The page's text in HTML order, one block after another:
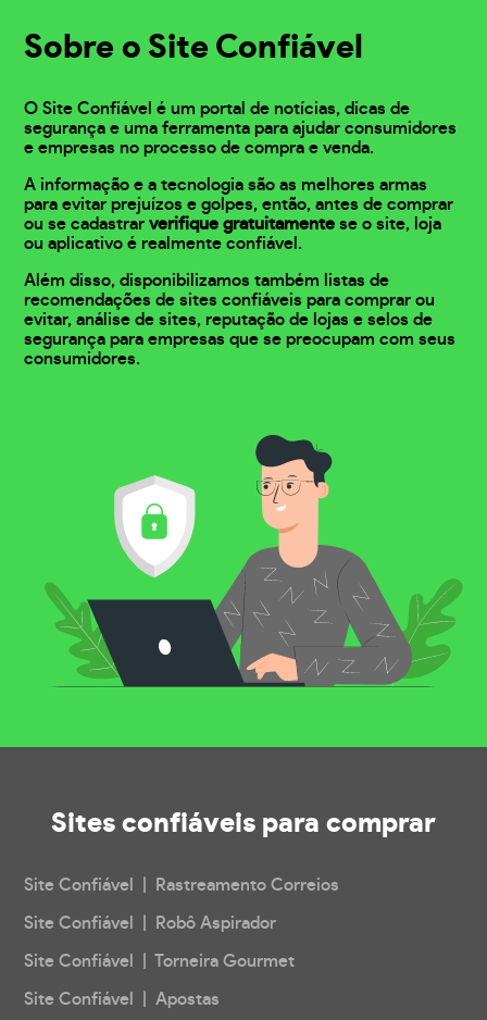
Sobre o Site Confiável
O Site Confiável é um portal de notícias, dicas de
segurança e uma ferramenta para ajudar consumidores
e empresas no processo de compra e venda.
A informação e a tecnologia são as melhores armas
para evitar prejuízos e golpes, então, antes de comprar
ou se cadastrarverifique gratuitamente se o site, loja
ou aplicativo é realmente confiável.
Além disso, disponibilizamos também listas de
recomendações de sites confiáveis para comprar ou
evitar, análise de sites, reputação de lojas e selos de
segurança para empresas que se preocupam com seus
consumidores.
Sites confiáveis para comprar
Site Confiável | Rastreamento Correios
Site Confiável | Robô Aspirador
Site Confiável | Torneira Gourmet
Site Confiável | Apostas